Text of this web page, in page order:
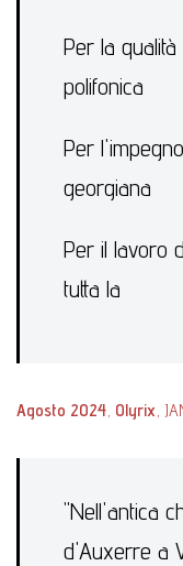
Per la
polifonica
Per
georgiana
Per il lavoro
tutta la
Agosto 2024 Olyrix ,
"Nell'antica
d'Auxerre a